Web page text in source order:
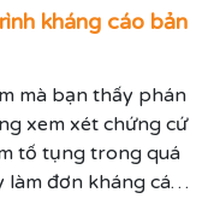
kháng cáo bản
mà bạn thấy phán
xem xét chứng cứ
tố tụng trong quá
đơn kháng cáo